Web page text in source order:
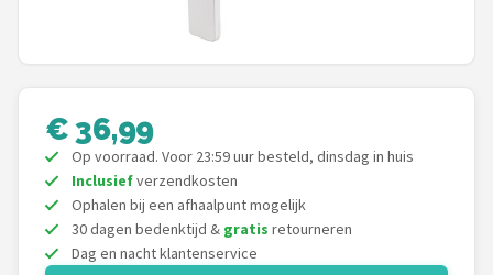
Mattel
Götz
Rainbow High
€ 36,99
Op voorraad. Voor 23:59 uur besteld, dinsdag in huis
Inclusiefverzendkosten
Ophalen bij een afhaalpunt mogelijk
30 dagen bedenktijd & gratis retourneren
Dag en nacht klantenservice